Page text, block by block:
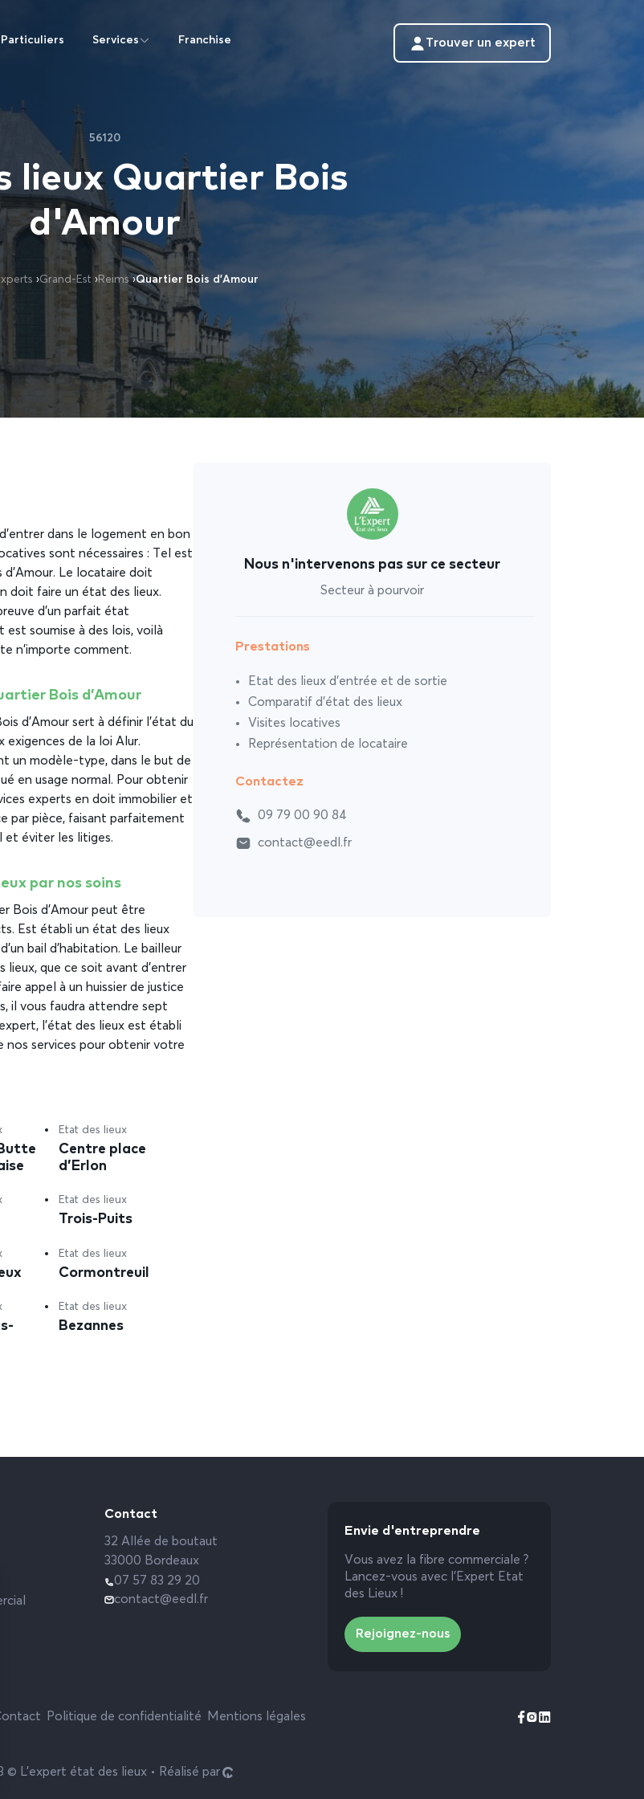
Particuliers Services Franchise Trouver un expert
56120
lieux Quartier Bois
d'Amour
›Grand-Est ›Reims ›Quartier Bois d’Amour
dans le logement en bon
sont nécessaires : Tel est
Le locataire doit
doit faire un état des lieux.
d’un parfait état
est soumise à des lois, voilà
n’importe comment.
Bois d’Amour
d’Amour sert à définir l’état du
exigences de la loi Alur.
un modèle-type, dans le but de
en usage normal. Pour obtenir
experts en doit immobilier et
par pièce, faisant parfaitement
et éviter les litiges.
par nos soins
Bois d’Amour peut être
Est établi un état des lieux
bail d’habitation. Le bailleur
que ce soit avant d’entrer
appel à un huissier de justice
il vous faudra attendre sept
l’état des lieux est établi
nos services pour obtenir votre
Etat des lieux
Centre place
d’Erlon
Etat des lieux
Trois-Puits
Etat des lieux
Cormontreuil
Etat des lieux
Bezannes
Nous n'intervenons pas sur ce secteur
Secteur à pourvoir
Prestations
Etat des lieux d’entrée et de sortie
Comparatif d’état des lieux
Visites locatives
Représentation de locataire
Contactez
09 79 00 90 84
contact@eedl.fr
Contact
32 Allée de boutaut
33000 Bordeaux
07 57 83 29 20
contact@eedl.fr
Envie d'entreprendre
Vous avez la fibre commerciale ?
Lancez-vous avec l’Expert Etat
des Lieux !
Rejoignez-nous
Politique de confidentialité Mentions légales
© L’expert état des lieux • Réalisé par